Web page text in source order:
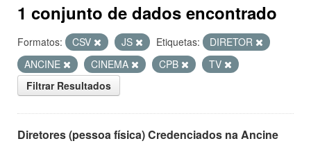
1 conjunto de dados encontrado
Formatos: CSV JS Etiquetas:
DIRETOR
ANCINE
CINEMA CPB
TV
Filtrar Resultados
Diretores (pessoa física) Credenciados na Ancine